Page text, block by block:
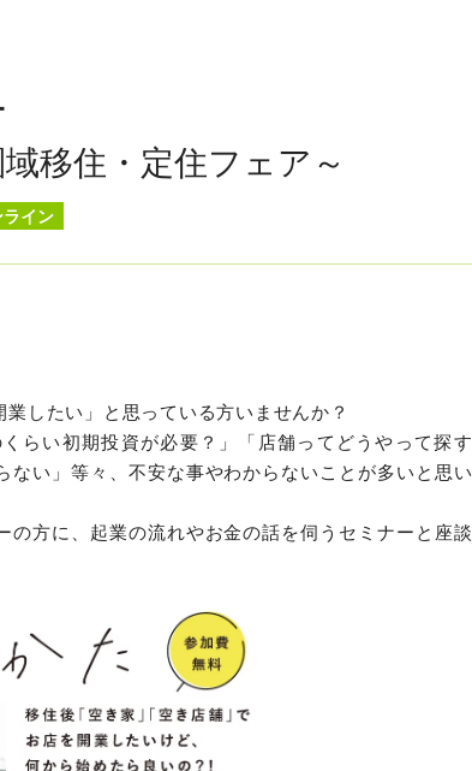
移住・定住フェア～
イン
したい」と思っている方いませんか？
らい初期投資が必要？」「店舗ってどうやって探す
い」等々、不安な事やわからないことが多いと思い
方に、起業の流れやお金の話を伺うセミナーと座談